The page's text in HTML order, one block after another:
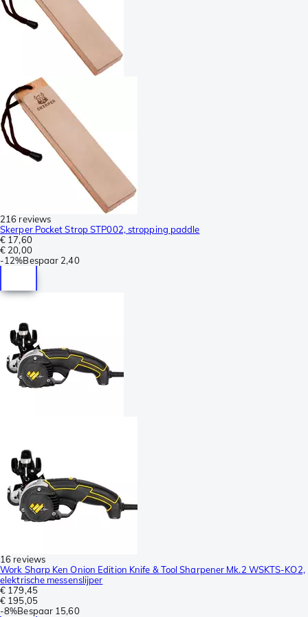
216 reviews
Skerper Pocket Strop STP002, stropping paddle
€ 17,60
€ 20,00
-12%Bespaar 2,40
16 reviews
Work Sharp Ken Onion Edition Knife & Tool Sharpener Mk.2 WSKTS-KO2,
elektrische messenslijper
€ 179,45
€ 195,05
-8%Bespaar 15,60